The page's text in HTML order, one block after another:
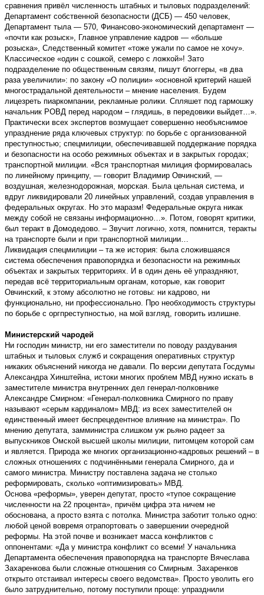
сравнения привёл численность штабных и тыловых подразделений:
Департамент собственной безопасности (ДСБ) — 450 человек,
Департамент тыла — 570, Финансово-экономический департамент —
«почти как розыск», Главное управление кадров — «больше
розыска», Следственный комитет «тоже ужали по самое не хочу».
Классическое «один с сошкой, семеро с ложкой»! Зато
подразделение по общественным связям, пишут блоггеры, «в два
раза увеличили»: по закону «О полиции» «основной критерий нашей
многострадальной деятельности – мнение населения. Будем
лицезреть пиаркомпании, рекламные ролики. Спляшет под гармошку
начальник РОВД перед народом – глядишь, в передовики выйдет…».
Практически всех экспертов возмущает совершенно необъяснимое
упразднение ряда ключевых структур: по борьбе с организованной
преступностью; спецмилиции, обеспечивавшей поддержание порядка
и безопасности на особо режимных объектах и в закрытых городах;
транспортной милиции. «Вся транспортная милиция формировалась
по линейному принципу, — говорит Владимир Овчинский, —
воздушная, железнодорожная, морская. Была цельная система, и
вдруг ликвидировали 20 линейных управлений, создав управления в
федеральных округах. Но это маразм! Федеральные округа никак
между собой не связаны информационно…». Потом, говорят критики,
был теракт в Домодедово. – Звучит логично, хотя, помнится, теракты
на транспорте были и при транспортной милиции…
Ликвидация спецмилиции – та же история: была сложившаяся
система обеспечения правопорядка и безопасности на режимных
объектах и закрытых территориях. И в один день её упраздняют,
передав всё территориальным органам, которые, как говорит
Овчинский, к этому абсолютно не готовы: ни кадрово, ни
функционально, ни профессионально. Про необходимость структуры
по борьбе с оргпреступностью, на мой взгляд, говорить излишне.
Министерский чародей
Ни господин министр, ни его заместители по поводу раздувания
штабных и тыловых служб и сокращения оперативных структур
никаких объяснений никогда не давали. По версии депутата Госдумы
Александра Хинштейна, истоки многих проблем МВД нужно искать в
заместителе министра внутренних дел генерал-полковнике
Александре Смирном: «Генерал-полковника Смирного по праву
называют «серым кардиналом» МВД: из всех заместителей он
единственный имеет беспрецедентное влияние на министра». По
мнению депутата, замминистра слишком уж рьяно радеет за
выпускников Омской высшей школы милиции, питомцем которой сам
и является. Природа же многих организационно-кадровых решений – в
сложных отношениях с подчинёнными генерала Смирного, да и
самого министра. Министру поставлена задача не столько
реформировать, сколько «оптимизировать» МВД.
Основа «реформы», уверен депутат, просто «тупое сокращение
численности на 22 процента», причём цифра эта ничем не
обоснована, а просто взята с потолка. Министра заботит только одно:
любой ценой вовремя отрапортовать о завершении очередной
реформы. На этой почве и возникает масса конфликтов с
оппонентами: «Да у министра конфликт со всеми! У начальника
Департамента обеспечения правопорядка на транспорте Вячеслава
Захаренкова были сложные отношения со Смирным. Захаренков
открыто отстаивал интересы своего ведомства». Просто уволить его
было затруднительно, потому поступили проще: упразднили